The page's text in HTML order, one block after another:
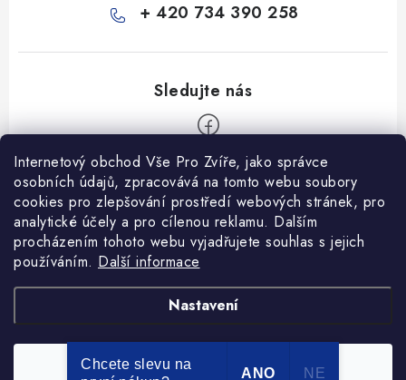
Internetový obchod Vše Pro Zvíře, jako správce
osobních údajů, zpracovává na tomto webu soubory
cookies pro zlepšování prostředí webových stránek, pro
analytické účely a pro cílenou reklamu. Dalším
procházením tohoto webu vyjadřujete souhlas s jejich
používáním. Další informace
Nastavení
Souhlasím
+ 420 734 390 258
Informace pro Vás
Ceník dopravy
Kontakty
Obchodní podmínky
Podmínky ochrany osobních údajů
Heuréka recenze
Copyright 2026Vše Pro Zvíře . Všechna práva vyhrazena.
Chcete slevu na
ANO NE